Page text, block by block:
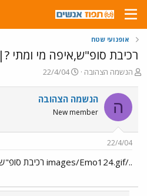
אופנועי שטח
רכיבת סופ"ש,איפה מי ומתי ?|
פ
ח
ה
ו
ש
הנשמה הצהובה
פ
ס
ם
ת
י
22/4/04
ה הנשמה הצהובה
New member
22/4/04
../images/Emo124.gif רכיבת סופ"ש,איפה מי ומתי ?|